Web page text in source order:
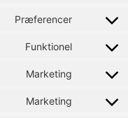
Præferencer
Funktionel
Marketing
Marketing